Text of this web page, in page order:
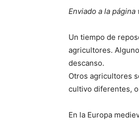
Enviado a la
Un tiempo de
agricultores.
descanso.
Otros agricultores
cultivo diferentes,
En la Europa